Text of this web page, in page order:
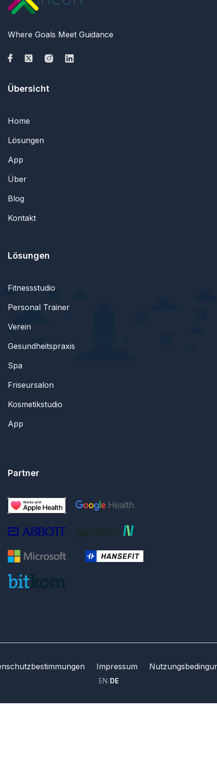
Where Goals Meet Guidance
Übersicht
Home
Lösungen
App
Über
Blog
Kontakt
Lösungen
Fitnessstudio
Personal Trainer
Verein
Gesundheitspraxis
Spa
Friseursalon
Kosmetikstudio
App
Partner
Impressum
EN/DE